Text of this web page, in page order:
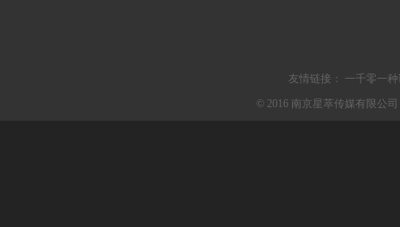
友情链接：
一千零一
© 2016 南京星萃传媒有限公司